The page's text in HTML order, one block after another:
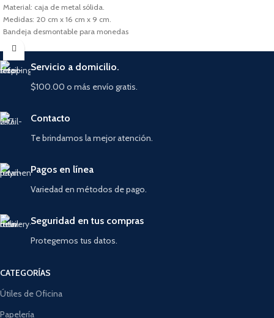
Material: caja de metal sólida.
Medidas: 20 cm x 16 cm x 9 cm.
Bandeja desmontable para monedas
(3 divisiones).
Servicio a domicilio.
$100.00 o más envío gratis.
Contacto
Te brindamos la mejor atención.
Pagos en línea
Variedad en métodos de pago.
Seguridad en tus compras
Protegemos tus datos.
CATEGORÍAS
Útiles de Oficina
Papelería